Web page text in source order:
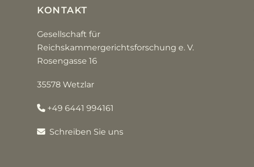
KONTAKT
Gesellschaft für
Reichskammergerichtsforschung e. V.
Rosengasse 16
35578 Wetzlar
+49 6441 994161
Schreiben Sie uns